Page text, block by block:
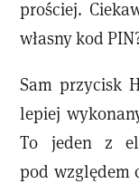
prościej.
własny kod
Sam przycisk
lepiej
To jeden z
pod względem